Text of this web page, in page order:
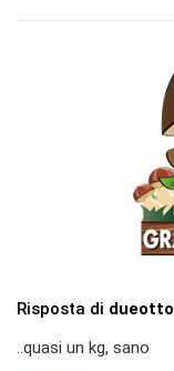
Risposta di dueotto
..quasi un kg, sano